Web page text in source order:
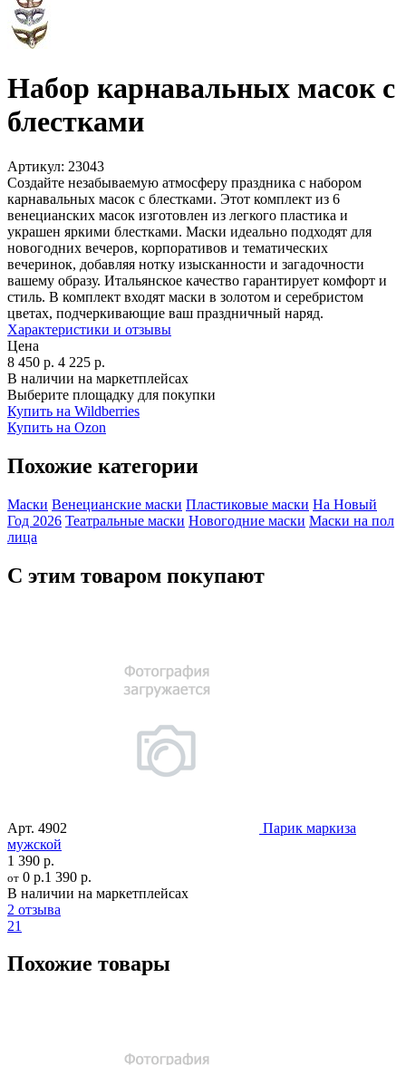
Набор карнавальных масок с
блестками
Артикул: 23043
Создайте незабываемую атмосферу праздника с набором
карнавальных масок с блестками. Этот комплект из 6
венецианских масок изготовлен из легкого пластика и
украшен яркими блестками. Маски идеально подходят для
новогодних вечеров, корпоративов и тематических
вечеринок, добавляя нотку изысканности и загадочности
вашему образу. Итальянское качество гарантирует комфорт и
стиль. В комплект входят маски в золотом и серебристом
цветах, подчеркивающие ваш праздничный наряд.
Характеристики и отзывы
Цена
8 450 р. 4 225 р.
В наличии на маркетплейсах
Выберите площадку для покупки
Купить на Wildberries
Купить на Ozon
Похожие категории
Маски Венецианские маски Пластиковые маски На Новый
Год 2026 Театральные маски Новогодние маски Маски на пол
лица
С этим товаром покупают
Арт. 4902
Парик маркиза
мужской
1 390 р.
от 0 р.1 390 р.
В наличии на маркетплейсах
2 отзыва
21
Похожие товары